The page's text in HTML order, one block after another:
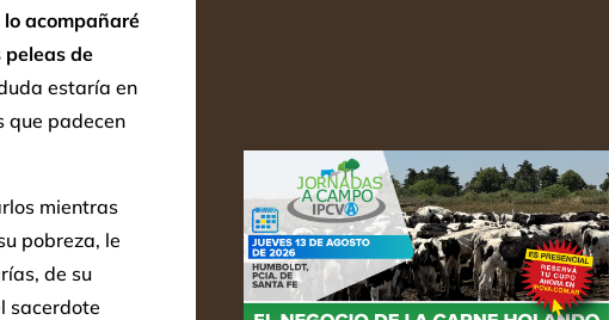
acompañaré
de
estaría en
que padecen
mientras
pobreza, le
de su
sacerdote